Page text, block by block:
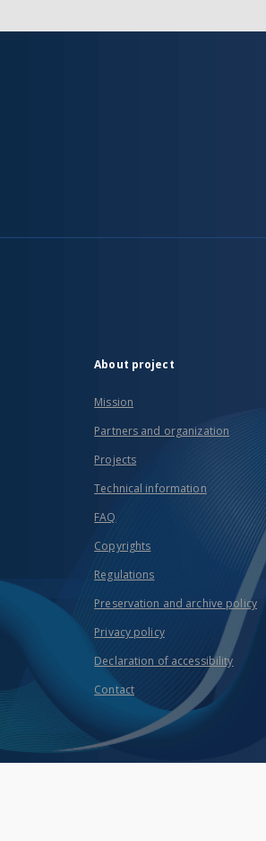
About project
Mission
Partners and organization
Projects
Technical information
FAQ
Copyrights
Regulations
Preservation and archive policy
Privacy policy
Declaration of accessibility
Contact